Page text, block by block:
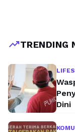
trending_upTRENDING
Dini